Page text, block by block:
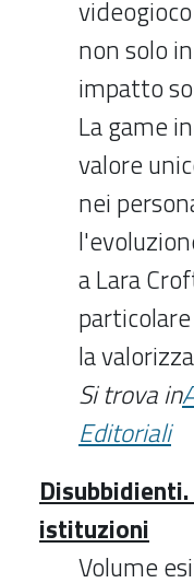
non solo
impatto
La game
valore
nei
a Lara
la
Si trova in
Editoriali
istituzioni
Volume